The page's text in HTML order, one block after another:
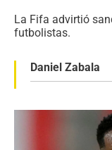
La Fifa advirtió
futbolistas.
Daniel Zabala